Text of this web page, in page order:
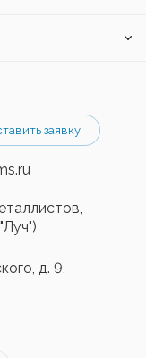
заявку
д. 9,